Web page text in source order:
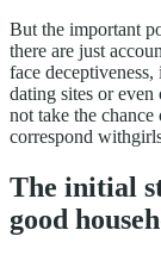
But the important
there are just
face
dating sites or
not take the
correspond
The initial
good